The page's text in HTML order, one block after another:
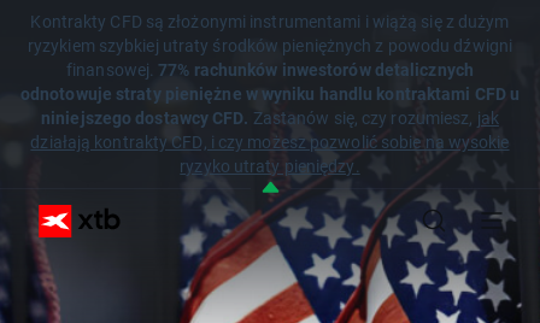
Kontrakty CFD są złożonymi instrumentami i wiążą się z dużym
ryzykiem szybkiej utraty środków pieniężnych z powodu dźwigni
finansowej.77% rachunków inwestorów detalicznych
odnotowuje straty pieniężne w wyniku handlu kontraktami CFD u
niniejszego dostawcy CFD. Zastanów się, czy rozumiesz, jak
działają kontrakty CFD, i czy możesz pozwolić sobie na wysokie
ryzyko utraty pieniędzy.